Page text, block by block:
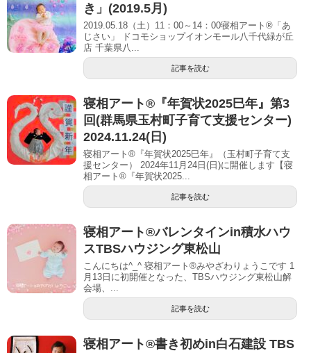
き」(2019.5月)
2019.05.18（土）11：00～14：00寝相アート®「あ
じさい」 ドコモショップイオンモール八千代緑が丘
店 千葉県八...
記事を読む
寝相アート®︎『年賀状2025巳年』第3
回(群馬県玉村町子育て支援センター)
2024.11.24(日)
寝相アート®『年賀状2025巳年』（玉村町子育て支
援センター） 2024年11月24日(日)に開催します【寝
相アート®︎『年賀状2025...
記事を読む
寝相アート®︎バレンタインin積水ハウ
スTBSハウジング東松山
こんにちは^_^ 寝相アート®︎みやざわりょうこです 1
月13日に初開催となった、TBSハウジング東松山解
会場、...
記事を読む
寝相アート®︎書き初めin白石建設 TBS